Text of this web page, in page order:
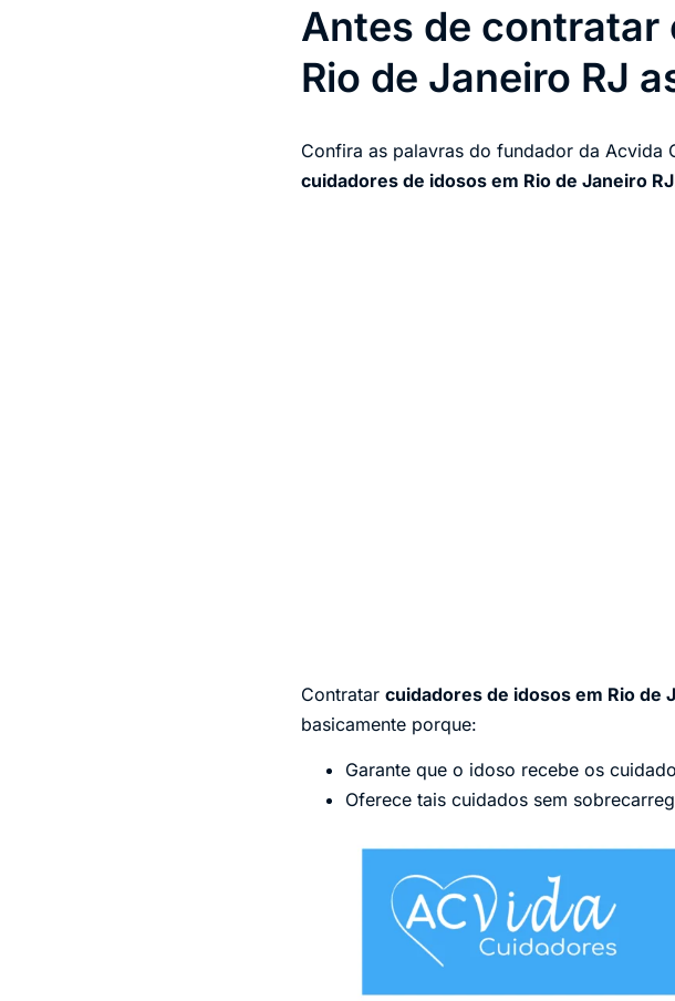
Antes de contratar
Rio de Janeiro RJ
Confira as palavras do fundador da Acvida
cuidadores de idosos em Rio de Janeiro RJ
Contratar cuidadores de idosos em Rio de
basicamente porque:
Garante que o idoso recebe os
Oferece tais cuidados sem